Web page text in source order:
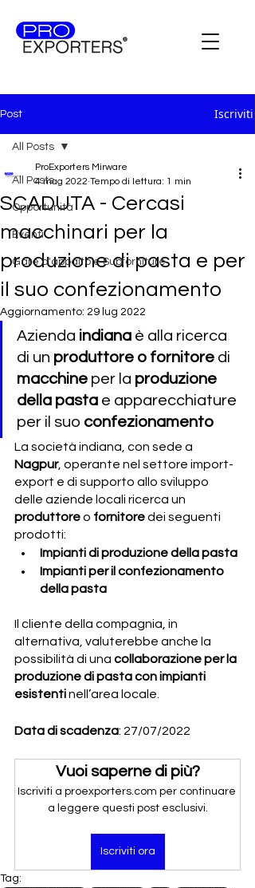
Post Iscriviti
All Posts
Opportunità
Eventi
Gare d'appalto e Subforniture
All Posts
SCADUTA - Cercasi
macchinari per la
produzione di pasta e per
il suo confezionamento
ProExporters Mirware
4 mag 2022 Tempo di lettura: 1 min
Aggiornamento: 29 lug 2022
Azienda indiana è alla ricerca
di un produttore o fornitore di
macchine per la produzione
della pasta e apparecchiature
per il suo confezionamento
La società indiana, con sede a
Nagpur, operante nel settore import-
export e di supporto allo sviluppo
delle aziende locali ricerca un
produttore o fornitore dei seguenti
prodotti:
Impianti di produzione della pasta
Impianti per il confezionamento
della pasta
Il cliente della compagnia, in
alternativa, valuterebbe anche la
possibilità di una collaborazione per la
produzione di pasta con impianti
esistenti nell’area locale.
Data di scadenza: 27/07/2022
Vuoi saperne di più?
Iscriviti a proexporters.com per continuare
a leggere questi post esclusivi.
Iscriviti ora
Tag: